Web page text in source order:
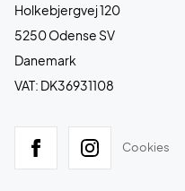
Holkebjergvej 120
5250 Odense SV
Danemark
VAT: DK36931108
Cookies